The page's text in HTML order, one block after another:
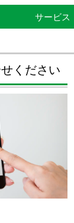
サービス
ください